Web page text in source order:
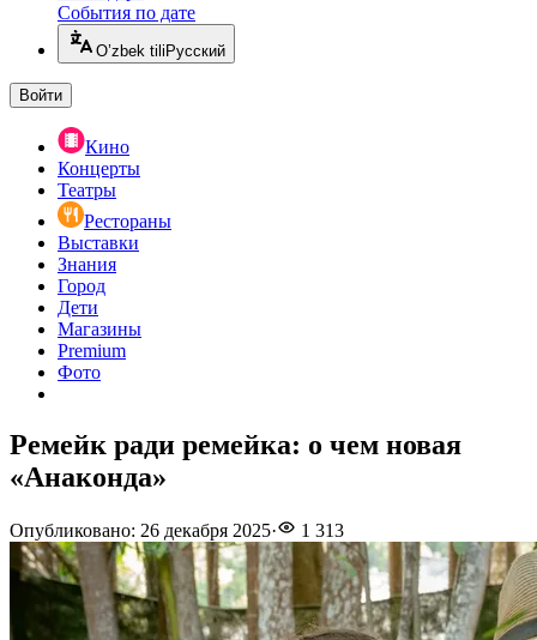
События по дате
O’zbek tili Русский
Войти
Кино
Концерты
Театры
Рестораны
Выставки
Знания
Город
Дети
Магазины
Premium
Фото
Ремейк ради ремейка: о чем новая
«Анаконда»
Опубликовано: 26 декабря 2025· 1 313